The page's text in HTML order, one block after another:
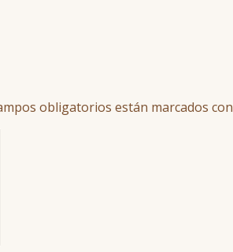
obligatorios están marcados con